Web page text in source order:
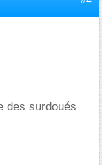
des surdoués